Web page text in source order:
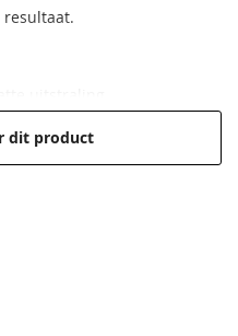
resultaat.
dit product